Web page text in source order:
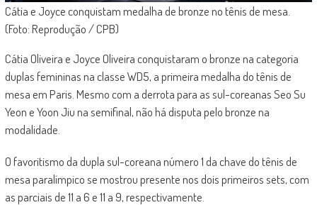
Cátia e Joyce conquistam medalha de bronze no tênis de mesa.
(Foto: Reprodução / CPB)
Cátia Oliveira e Joyce Oliveira conquistaram o bronze na categoria
duplas femininas na classe WD5, a primeira medalha do tênis de
mesa em Paris. Mesmo com a derrota para as sul-coreanas Seo Su
Yeon e Yoon Jiu na semifinal, não há disputa pelo bronze na
modalidade.
O favoritismo da dupla sul-coreana número 1 da chave do tênis de
mesa paralímpico se mostrou presente nos dois primeiros sets, com
as parciais de 11 a 6 e 11 a 9, respectivamente.